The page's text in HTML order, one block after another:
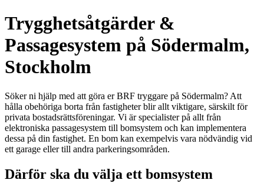
Trygghetsåtgärder &
Passagesystem på Södermalm,
Stockholm
Söker ni hjälp med att göra er BRF tryggare på Södermalm? Att
hålla obehöriga borta från fastigheter blir allt viktigare, särskilt för
privata bostadsrättsföreningar. Vi är specialister på allt från
elektroniska passagesystem till bomsystem och kan implementera
dessa på din fastighet. En bom kan exempelvis vara nödvändig vid
ett garage eller till andra parkeringsområden.
Därför ska du välja ett bomsystem